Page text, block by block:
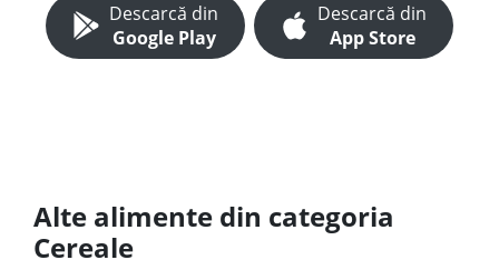
Descarcă din
Google Play
Descarcă din
App Store
Alte alimente din categoria
Cereale